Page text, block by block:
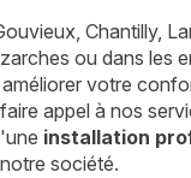
Chantilly,
ou dans les
votre
appel à nos
installation
société.